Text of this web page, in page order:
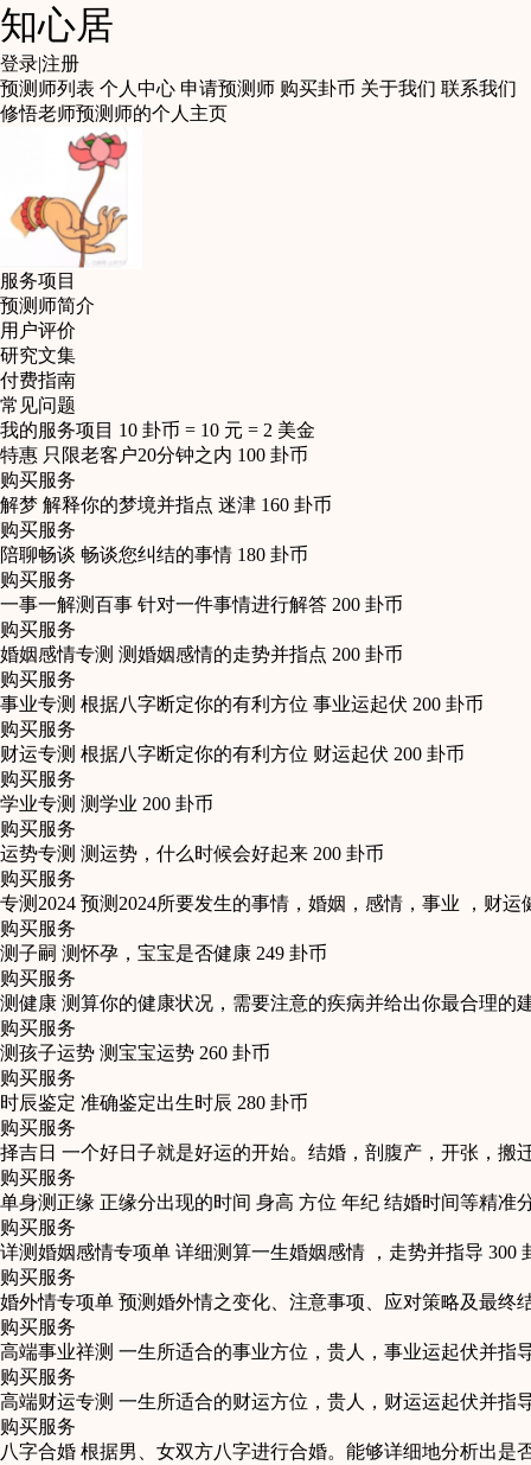
知心居
登录|注册
预测师列表 个人中心 申请预测师 购买卦币 关于我们 联系我们
修悟老师预测师的个人主页
服务项目
预测师简介
用户评价
研究文集
付费指南
常见问题
我的服务项目 10 卦币 = 10 元 = 2 美金
特惠 只限老客户20分钟之内 100 卦币
购买服务
解梦 解释你的梦境并指点 迷津 160 卦币
购买服务
陪聊畅谈 畅谈您纠结的事情 180 卦币
购买服务
一事一解测百事 针对一件事情进行解答 200 卦币
购买服务
婚姻感情专测 测婚姻感情的走势并指点 200 卦币
购买服务
事业专测 根据八字断定你的有利方位 事业运起伏 200 卦币
购买服务
财运专测 根据八字断定你的有利方位 财运起伏 200 卦币
购买服务
学业专测 测学业 200 卦币
购买服务
运势专测 测运势，什么时候会好起来 200 卦币
购买服务
专测2024 预测2024所要发生的事情，婚姻，感情，事业 ，财运
购买服务
测子嗣 测怀孕，宝宝是否健康 249 卦币
购买服务
测健康 测算你的健康状况，需要注意的疾病并给出你最合理的
购买服务
测孩子运势 测宝宝运势 260 卦币
购买服务
时辰鉴定 准确鉴定出生时辰 280 卦币
购买服务
择吉日 一个好日子就是好运的开始。结婚，剖腹产，开张，搬
购买服务
单身测正缘 正缘分出现的时间 身高 方位 年纪 结婚时间等精准
购买服务
详测婚姻感情专项单 详细测算一生婚姻感情 ，走势并指导 300
购买服务
婚外情专项单 预测婚外情之变化、注意事项、应对策略及最终
购买服务
高端事业祥测 一生所适合的事业方位，贵人，事业运起伏并指
购买服务
高端财运专测 一生所适合的财运方位，贵人，财运运起伏并指
购买服务
八字合婚 根据男、女双方八字进行合婚。能够详细地分析出是